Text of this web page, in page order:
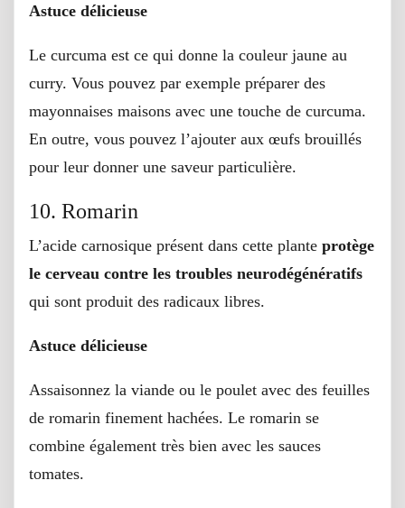
Astuce délicieuse
Le curcuma est ce qui donne la couleur jaune au
curry. Vous pouvez par exemple préparer des
mayonnaises maisons avec une touche de curcuma.
En outre, vous pouvez l’ajouter aux œufs brouillés
pour leur donner une saveur particulière.
10. Romarin
L’acide carnosique présent dans cette plante protège
le cerveau contre les troubles neurodégénératifs
qui sont produit des radicaux libres.
Astuce délicieuse
Assaisonnez la viande ou le poulet avec des feuilles
de romarin finement hachées. Le romarin se
combine également très bien avec les sauces
tomates.